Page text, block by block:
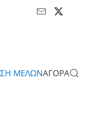
ΜΕΛΩΝΑΓΟΡΑ